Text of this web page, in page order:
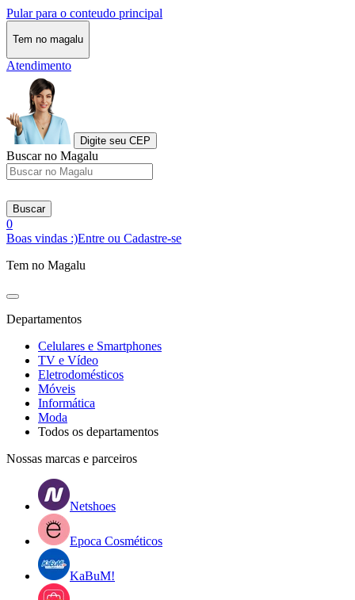
Pular para o conteudo principal
Tem no magalu
Atendimento
Digite seu CEP
Buscar no Magalu
Buscar
0
Boas vindas :)Entre ou Cadastre-se
Tem no Magalu
Departamentos
Celulares e Smartphones
TV e Vídeo
Eletrodomésticos
Móveis
Informática
Moda
Todos os departamentos
Nossas marcas e parceiros
Netshoes
Epoca Cosméticos
KaBuM!